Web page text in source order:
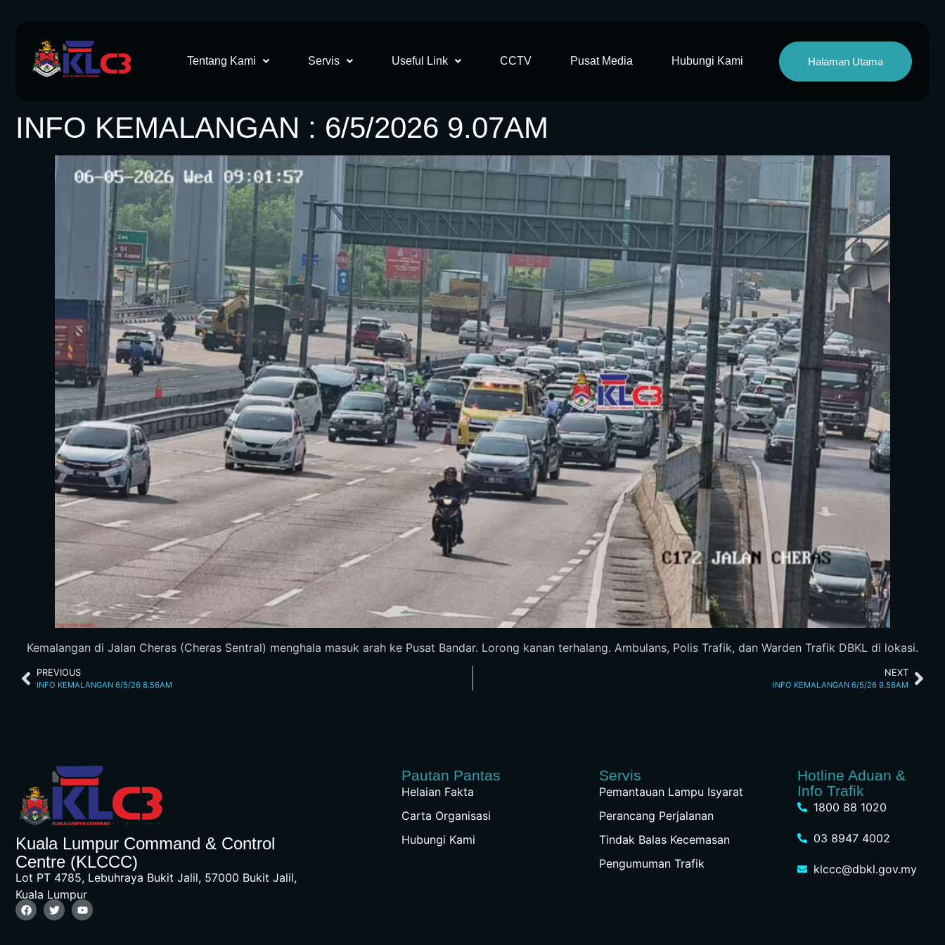
Tentang Kami Servis Useful Link CCTV Pusat Media Hubungi Kami Halaman Utama
INFO KEMALANGAN : 6/5/2026 9.07AM
Kemalangan di Jalan Cheras (Cheras Sentral) menghala masuk arah ke Pusat Bandar. Lorong kanan terhalang. Ambulans, Polis Trafik, dan Warden Trafik DBKL di lokasi.
PREVIOUS
INFO KEMALANGAN 6/5/26 8.56AM
NEXT
INFO KEMALANGAN 6/5/26 9.58AM
Kuala Lumpur Command & Control
Centre (KLCCC)
Lot PT 4785, Lebuhraya Bukit Jalil, 57000 Bukit Jalil,
Kuala Lumpur
Pautan Pantas
Helaian Fakta
Carta Organisasi
Hubungi Kami
Servis
Pemantauan Lampu Isyarat
Perancang Perjalanan
Tindak Balas Kecemasan
Pengumuman Trafik
Hotline Aduan &
Info Trafik
1800 88 1020
03 8947 4002
klccc@dbkl.gov.my